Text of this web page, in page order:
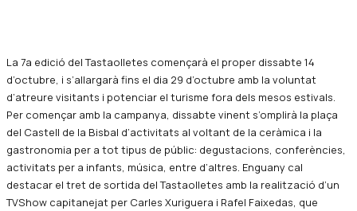
La 7a edició del Tastaolletes començarà el proper dissabte 14
d’octubre, i s’allargarà fins el dia 29 d’octubre amb la voluntat
d’atreure visitants i potenciar el turisme fora dels mesos estivals.
Per començar amb la campanya, dissabte vinent s’omplirà la plaça
del Castell de la Bisbal d’activitats al voltant de la ceràmica i la
gastronomia per a tot tipus de públic: degustacions, conferències,
activitats per a infants, música, entre d’altres. Enguany cal
destacar el tret de sortida del Tastaolletes amb la realització d’un
TVShow capitanejat per Carles Xuriguera i Rafel Faixedas, que